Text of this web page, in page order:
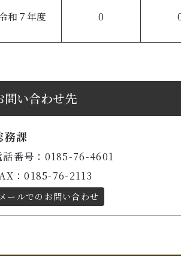
和７年度 0
問い合わせ先
務課
話番号：0185-76-4601
：0185-76-2113
メールでのお問い合わせ